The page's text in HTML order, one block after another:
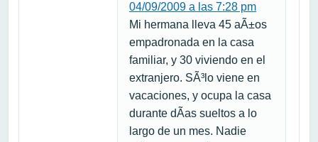
04/09/2009 a las 7:28 pm
Mi hermana lleva 45 aÃ±os
empadronada en la casa
familiar, y 30 viviendo en el
extranjero. SÃ³lo viene en
vacaciones, y ocupa la casa
durante dÃ­as sueltos a lo
largo de un mes. Nadie